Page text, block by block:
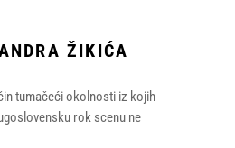
ŽIKIĆA
tumačeći okolnosti iz kojih
rok scenu ne